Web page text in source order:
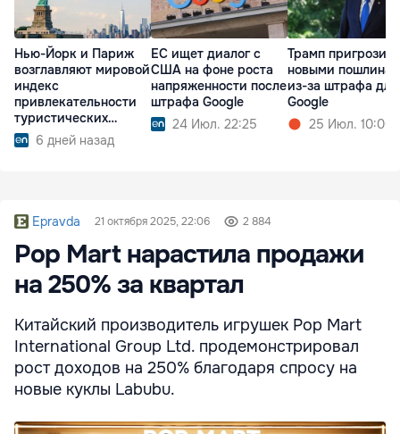
Нью-Йорк и Париж
возглавляют мировой
индекс
привлекательности
туристических
городов
6 дней назад
ЕС ищет диалог с
США на фоне роста
напряженности после
штрафа Google
24 Июл. 22:25
Трамп пригрозил
новыми
из-за штрафа для
Google
25 Июл. 10:00
Epravda 21 октября 2025, 22:06 2 884
Pop Mart нарастила продажи
на 250% за квартал
Китайский производитель игрушек Pop Mart
International Group Ltd. продемонстрировал
рост доходов на 250% благодаря спросу на
новые куклы Labubu.